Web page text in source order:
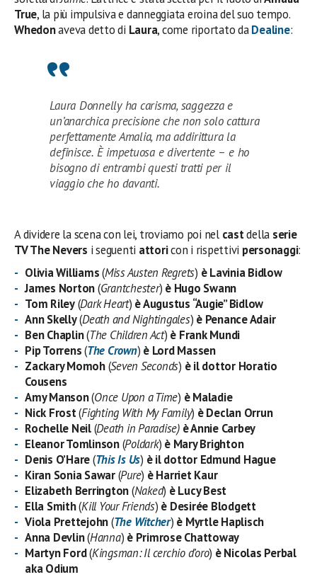
True, la più impulsiva e danneggiata eroina del suo tempo.
Whedonaveva detto di Laura, come riportato daDealine:
Laura Donnelly ha carisma, saggezza e
un’anarchica precisione che non solo cattura
perfettamente Amalia, ma addirittura la
definisce. È impetuosa e divertente – e ho
bisogno di entrambi questi tratti per il
viaggio che ho davanti.
A dividere la scena con lei, troviamo poi nel castdella serie
TV The Nevers i seguenti attoricon i rispettivi personaggi:
Olivia Williams(Miss Austen Regrets) è Lavinia Bidlow
James Norton(Grantchester) è Hugo Swann
Tom Riley(Dark Heart) è Augustus “Augie” Bidlow
Ann Skelly(Death and Nightingales) è Penance Adair
Ben Chaplin(The Children Act) è Frank Mundi
Pip Torrens(The Crown) è Lord Massen
Zackary Momoh(Seven Seconds) è il dottor Horatio
Cousens
Amy Manson(Once Upon a Time) è Maladie
Nick Frost(Fighting With My Family) è Declan Orrun
Rochelle Neil(Death in Paradise) è Annie Carbey
Eleanor Tomlinson(Poldark) è Mary Brighton
Denis O’Hare(This Is Us) è il dottor Edmund Hague
Kiran Sonia Sawar(Pure) è Harriet Kaur
Elizabeth Berrington(Naked) è Lucy Best
Ella Smith(Kill Your Friends) è Desirée Blodgett
Viola Prettejohn(The Witcher) è Myrtle Haplisch
Anna Devlin(Hanna) è Primrose Chattoway
Martyn Ford(Kingsman: Il cerchio d’oro) è Nicolas Perbal
aka Odium